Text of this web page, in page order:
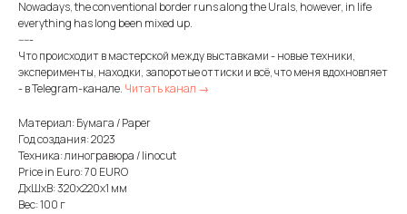
Nowadays, the conventional border runs along the Urals, however, in life
everything has long been mixed up.
-----
Что происходит в мастерской между выставками - новые техники,
эксперименты, находки, запоротые оттиски и всё, что меня вдохновляет
- в Telegram-канале. Читать канал →
Материал: Бумага / Paper
Год создания: 2023
Техника: линогравюра / linocut
Price in Euro: 70 EURO
ДxШxВ: 320x220x1 мм
Вес: 100 г